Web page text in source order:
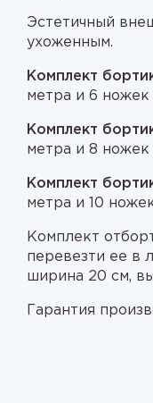
Эстетичный
ухоженным.
Комплект
метра и 6 ножек
Комплект
метра и 8 ножек
Комплект
метра и 10
Комплект
перевезти ее в
ширина 20 см,
Гарантия